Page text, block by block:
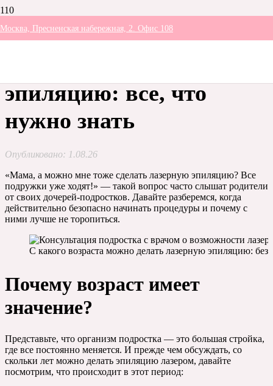
Москва, Пресненская набережная, 2. Офис 108
С какого возраста
эпиляцию: все, что
нужно знать
Опубликовано: 1.08.26
«Мама, а можно мне тоже сделать лазерную эпиляцию? Все
подружки уже ходят!» — такой вопрос часто слышат родители
от своих дочерей-подростков. Давайте разберемся, когда
действительно безопасно начинать процедуры и почему с
ними лучше не торопиться.
С какого возраста можно делать лазерную эпиляцию:
Почему возраст имеет
значение?
Представьте, что организм подростка — это большая стройка,
где все постоянно меняется. И прежде чем обсуждать, со
скольки лет можно делать эпиляцию лазером, давайте
посмотрим, что происходит в этот период: